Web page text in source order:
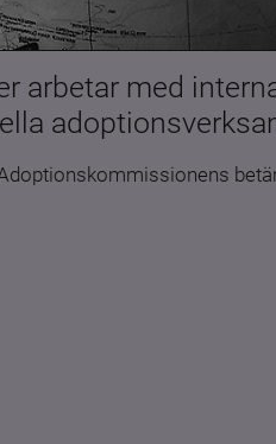
arbetar med